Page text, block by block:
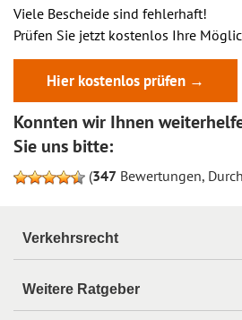
Viele Bescheide sind fehlerhaft!
Prüfen Sie jetzt kostenlos Ihre
Hier kostenlos prüfen →
Konnten wir Ihnen
Sie uns bitte:
(347 Bewertungen,
Verkehrsrecht
Weitere Ratgeber